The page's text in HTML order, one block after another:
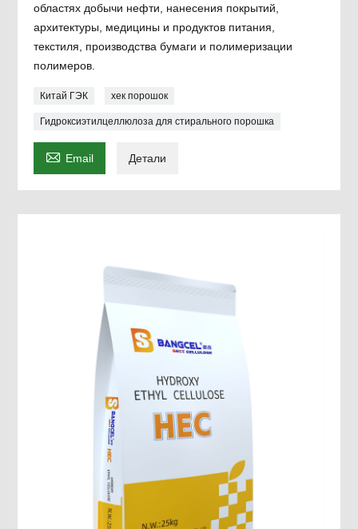
областях добычи нефти, нанесения покрытий,
архитектуры, медицины и продуктов питания,
текстиля, производства бумаги и полимеризации
полимеров.
Китай ГЭК хек порошок
Гидроксиэтилцеллюлоза для стирального порошка
 Email Детали